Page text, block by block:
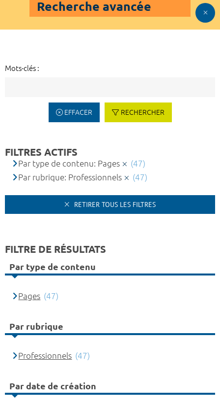
Recherche avancée
Mots-clés :
EFFACER RECHERCHER
FILTRES ACTIFS
Par type de contenu: Pages
(47)
Par rubrique: Professionnels
(47)
RETIRER TOUS LES FILTRES
FILTRE DE RÉSULTATS
Par type de contenu
Pages (47)
Par rubrique
Professionnels (47)
Par date de création